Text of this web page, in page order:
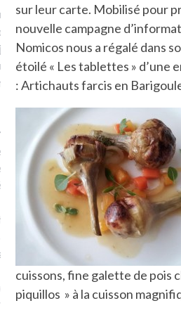
je le garde pour ce
je sens, j’entends, je
goûte et ceux que je
! Marcheuse des villes,
des ruines et des
qui Marche: pousseuse
cochère ou pas. Mais
pas d’interdit. Vélo,
bateau…
incite à un autre regard
curiosité. C’est un
sur
la-femme-qui-
sur leur carte. Mobilisé pour
nouvelle campagne
Nomicos nous a régalé dans
étoilé « Les tablettes » d’une
: Artichauts farcis en
cuissons, fine galette de pois
piquillos » à la cuisson